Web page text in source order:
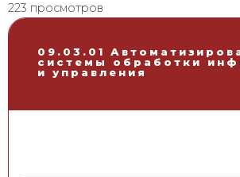
223 просмотров
09.03.01
системы обработки
и управления